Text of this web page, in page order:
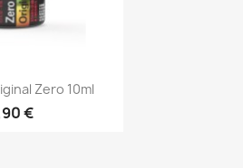
rapide
Zero 10ml
€